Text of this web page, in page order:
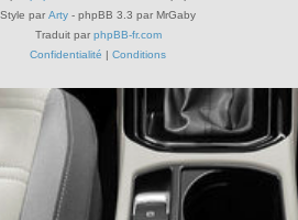
Style par Arty - phpBB 3.3 par MrGaby
Traduit par phpBB-fr.com
Confidentialité | Conditions